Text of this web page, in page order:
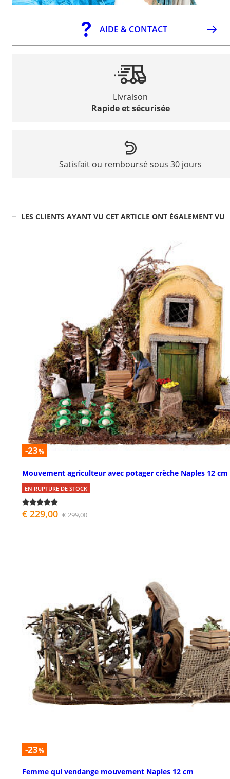
AIDE & CONTACT
Livraison
Rapide et sécurisée
Satisfait ou remboursé sous 30 jours
LES CLIENTS AYANT VU CET ARTICLE ONT ÉGALEMENT VU
-23%
Mouvement agriculteur avec potager crèche Naples 12 cm
EN RUPTURE DE STOCK
€ 229,00 € 299,00
-23%
Femme qui vendange mouvement Naples 12 cm